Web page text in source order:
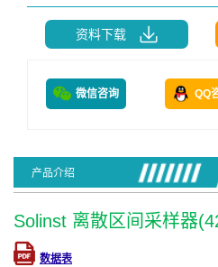
资料下载
微信咨询 QQ
产品介绍
Solinst 离散区间采样器
数据表